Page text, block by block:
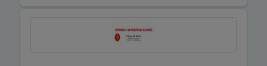
Raf Sistemleri
Reklamcılık ve Tanıtım Hizmetleri